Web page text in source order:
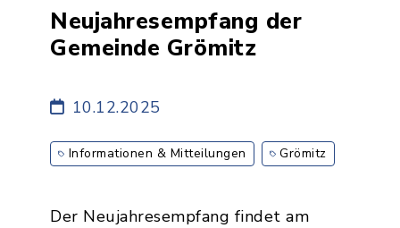
Neujahresempfang der
Gemeinde Grömitz
10.12.2025
Informationen & Mitteilungen Grömitz
Der Neujahresempfang findet am